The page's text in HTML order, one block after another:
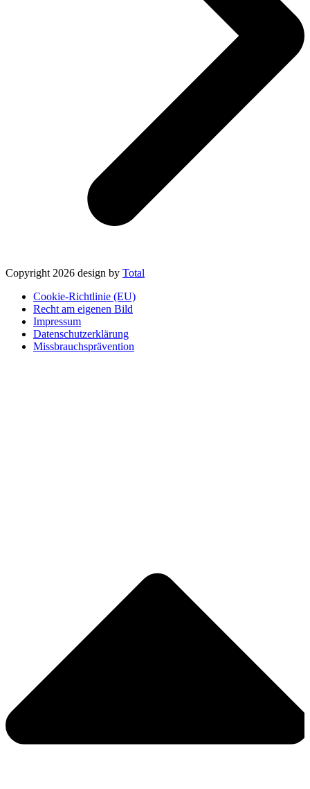
Copyright 2026 design by Total
Cookie-Richtlinie (EU)
Recht am eigenen Bild
Impressum
Datenschutzerklärung
Missbrauchsprävention